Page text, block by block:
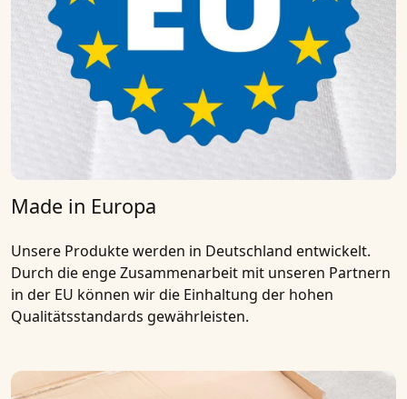
Made in Europa
Unsere Produkte werden in Deutschland entwickelt.
Durch die enge Zusammenarbeit mit unseren Partnern
in der EU können wir die Einhaltung der hohen
Qualitätsstandards gewährleisten.